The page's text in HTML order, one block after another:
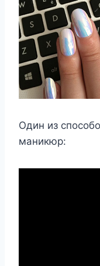
Один из
маникюр: